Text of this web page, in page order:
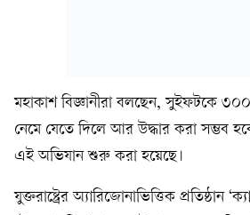
মহাকাশ বিজ্ঞানীরা বলছেন, সুইফটকে
নেমে যেতে দিলে আর উদ্ধার করা সম্ভব
এই অভিযান শুরু করা হয়েছে।
যুক্তরাষ্ট্রের অ্যারিজোনাভিত্তিক প্রতিষ্ঠান